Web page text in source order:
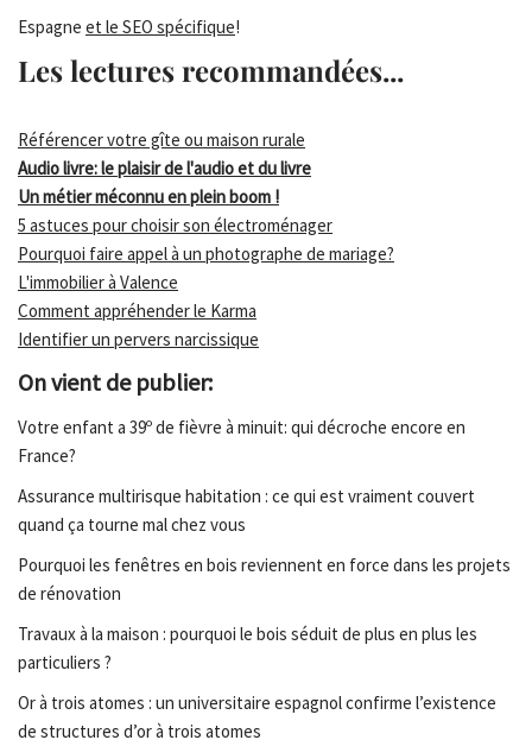
Espagne et le SEO spécifique!
Les lectures recommandées...
Référencer votre gîte ou maison rurale
Audio livre: le plaisir de l'audio et du livre
Un métier méconnu en plein boom !
5 astuces pour choisir son électroménager
Pourquoi faire appel à un photographe de mariage?
L'immobilier à Valence
Comment appréhender le Karma
Identifier un pervers narcissique
On vient de publier:
Votre enfant a 39º de fièvre à minuit: qui décroche encore en
France?
Assurance multirisque habitation : ce qui est vraiment couvert
quand ça tourne mal chez vous
Pourquoi les fenêtres en bois reviennent en force dans les projets
de rénovation
Travaux à la maison : pourquoi le bois séduit de plus en plus les
particuliers ?
Or à trois atomes : un universitaire espagnol confirme l’existence
de structures d’or à trois atomes